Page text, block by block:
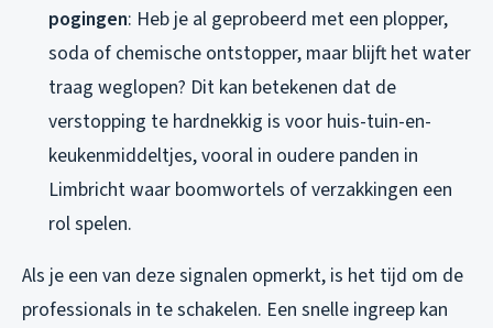
pogingen: Heb je al geprobeerd met een plopper,
soda of chemische ontstopper, maar blijft het water
traag weglopen? Dit kan betekenen dat de
verstopping te hardnekkig is voor huis-tuin-en-
keukenmiddeltjes, vooral in oudere panden in
Limbricht waar boomwortels of verzakkingen een
rol spelen.
Als je een van deze signalen opmerkt, is het tijd om de
professionals in te schakelen. Een snelle ingreep kan